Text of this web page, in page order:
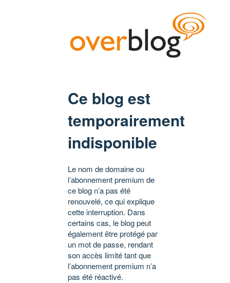
Ce blog est
temporairement
indisponible
Le nom de domaine ou
l’abonnement premium de
ce blog n’a pas été
renouvelé, ce qui explique
cette interruption. Dans
certains cas, le blog peut
également être protégé par
un mot de passe, rendant
son accès limité tant que
l’abonnement premium n’a
pas été réactivé.